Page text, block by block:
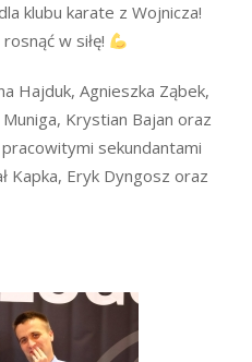
klubu karate z Wojnicza!
w siłę!
Hajduk, Agnieszka Ząbek,
Krystian Bajan oraz
sekundantami
Kapka, Eryk Dyngosz oraz